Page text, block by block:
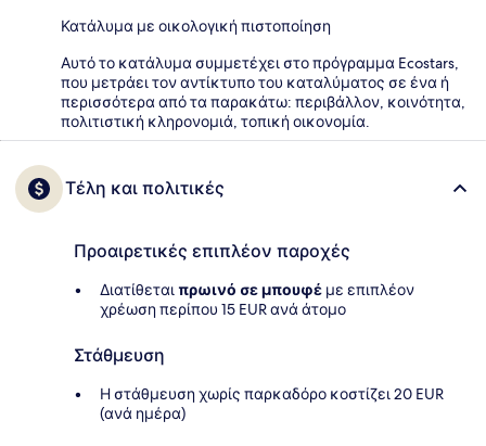
Κατάλυμα με οικολογική πιστοποίηση
Αυτό το κατάλυμα συμμετέχει στο πρόγραμμα Ecostars,
που μετράει τον αντίκτυπο του καταλύματος σε ένα ή
περισσότερα από τα παρακάτω: περιβάλλον, κοινότητα,
πολιτιστική κληρονομιά, τοπική οικονομία.
Τέλη και πολιτικές
Προαιρετικές επιπλέον παροχές
Διατίθεταιπρωινό σε μπουφέ με επιπλέον
χρέωση περίπου 15 EUR ανά άτομο
Στάθμευση
Η στάθμευση χωρίς παρκαδόρο κοστίζει 20 EUR
(ανά ημέρα)